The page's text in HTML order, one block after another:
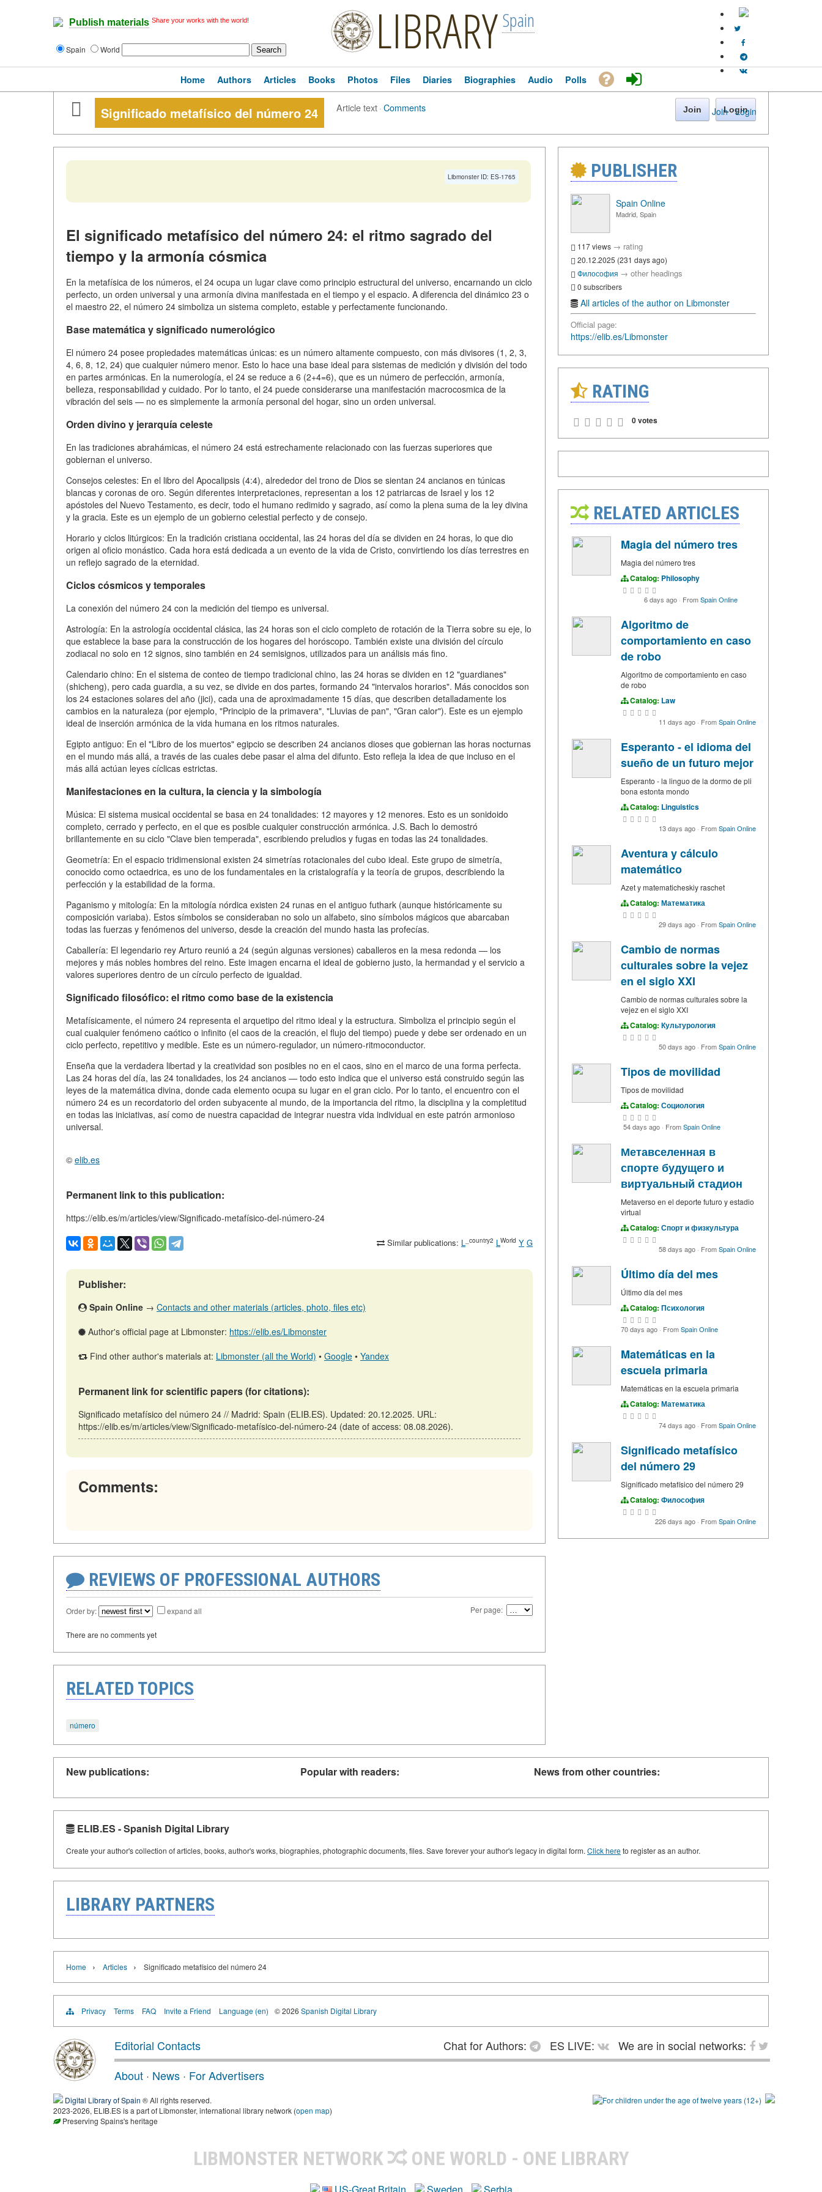
Publish materials Share your works with the world!
Spain World LIBRARY Spain
Join · Login
Home Authors Articles Books Photos Files Diaries Biographies Audio Polls
Significado metafísico del número 24 Article text·Comments Join Login
Libmonster ID: ES-1765
El significado metafísico del número 24: el ritmo sagrado del
tiempo y la armonía cósmica
En la metafísica de los números, el 24 ocupa un lugar clave como principio estructural del universo, encarnando un ciclo
perfecto, un orden universal y una armonía divina manifestada en el tiempo y el espacio. A diferencia del dinámico 23 o
el maestro 22, el número 24 simboliza un sistema completo, estable y perfectamente funcionando.
Base matemática y significado numerológico
El número 24 posee propiedades matemáticas únicas: es un número altamente compuesto, con más divisores (1, 2, 3,
4, 6, 8, 12, 24) que cualquier número menor. Esto lo hace una base ideal para sistemas de medición y división del todo
en partes armónicas. En la numerología, el 24 se reduce a 6 (2+4=6), que es un número de perfección, armonía,
belleza, responsabilidad y cuidado. Por lo tanto, el 24 puede considerarse una manifestación macrocosmica de la
vibración del seis — no es simplemente la armonía personal del hogar, sino un orden universal.
Orden divino y jerarquía celeste
En las tradiciones abrahámicas, el número 24 está estrechamente relacionado con las fuerzas superiores que
gobiernan el universo.
Consejos celestes: En el libro del Apocalipsis (4:4), alrededor del trono de Dios se sientan 24 ancianos en túnicas
blancas y coronas de oro. Según diferentes interpretaciones, representan a los 12 patriarcas de Israel y los 12
apóstoles del Nuevo Testamento, es decir, todo el humano redimido y sagrado, así como la plena suma de la ley divina
y la gracia. Este es un ejemplo de un gobierno celestial perfecto y de consejo.
Horario y ciclos litúrgicos: En la tradición cristiana occidental, las 24 horas del día se dividen en 24 horas, lo que dio
origen al oficio monástico. Cada hora está dedicada a un evento de la vida de Cristo, convirtiendo los días terrestres en
un reflejo sagrado de la eternidad.
Ciclos cósmicos y temporales
La conexión del número 24 con la medición del tiempo es universal.
Astrología: En la astrología occidental clásica, las 24 horas son el ciclo completo de rotación de la Tierra sobre su eje, lo
que establece la base para la construcción de los hogares del horóscopo. También existe una división del círculo
zodiacal no solo en 12 signos, sino también en 24 semisignos, utilizados para un análisis más fino.
Calendario chino: En el sistema de conteo de tiempo tradicional chino, las 24 horas se dividen en 12 "guardianes"
(shicheng), pero cada guardia, a su vez, se divide en dos partes, formando 24 "intervalos horarios". Más conocidos son
los 24 estaciones solares del año (jici), cada una de aproximadamente 15 días, que describen detalladamente los
cambios en la naturaleza (por ejemplo, "Principio de la primavera", "Lluvias de pan", "Gran calor"). Este es un ejemplo
ideal de inserción armónica de la vida humana en los ritmos naturales.
Egipto antiguo: En el "Libro de los muertos" egipcio se describen 24 ancianos dioses que gobiernan las horas nocturnas
en el mundo más allá, a través de las cuales debe pasar el alma del difunto. Esto refleja la idea de que incluso en el
más allá actúan leyes cíclicas estrictas.
Manifestaciones en la cultura, la ciencia y la simbología
Música: El sistema musical occidental se basa en 24 tonalidades: 12 mayores y 12 menores. Esto es un sonidoido
completo, cerrado y perfecto, en el que es posible cualquier construcción armónica. J.S. Bach lo demostró
brillantemente en su ciclo "Clave bien temperada", escribiendo preludios y fugas en todas las 24 tonalidades.
Geometría: En el espacio tridimensional existen 24 simetrías rotacionales del cubo ideal. Este grupo de simetría,
conocido como octaedrica, es uno de los fundamentales en la cristalografía y la teoría de grupos, describiendo la
perfección y la estabilidad de la forma.
Paganismo y mitología: En la mitología nórdica existen 24 runas en el antiguo futhark (aunque históricamente su
composición variaba). Estos símbolos se consideraban no solo un alfabeto, sino símbolos mágicos que abarcaban
todas las fuerzas y fenómenos del universo, desde la creación del mundo hasta las profecías.
Caballería: El legendario rey Arturo reunió a 24 (según algunas versiones) caballeros en la mesa redonda — los
mejores y más nobles hombres del reino. Este imagen encarna el ideal de gobierno justo, la hermandad y el servicio a
valores superiores dentro de un círculo perfecto de igualdad.
Significado filosófico: el ritmo como base de la existencia
Metafísicamente, el número 24 representa el arquetipo del ritmo ideal y la estructura. Simboliza el principio según el
cual cualquier fenómeno caótico o infinito (el caos de la creación, el flujo del tiempo) puede y debe ser ordenado en un
ciclo perfecto, repetitivo y medible. Este es un número-regulador, un número-ritmoconductor.
Enseña que la verdadera libertad y la creatividad son posibles no en el caos, sino en el marco de una forma perfecta.
Las 24 horas del día, las 24 tonalidades, los 24 ancianos — todo esto indica que el universo está construido según las
leyes de la matemática divina, donde cada elemento ocupa su lugar en el gran ciclo. Por lo tanto, el encuentro con el
número 24 es un recordatorio del orden subyacente al mundo, de la importancia del ritmo, la disciplina y la completitud
en todas las iniciativas, así como de nuestra capacidad de integrar nuestra vida individual en este patrón armonioso
universal.
© elib.es
Permanent link to this publication:
https://elib.es/m/articles/view/Significado-metafísico-del-número-24
Similar publications: L _country2 LWorld Y G
Publisher:
Spain Online → Contacts and other materials (articles, photo, files etc)
Author's official page at Libmonster: https://elib.es/Libmonster
Find other author's materials at: Libmonster (all the World) • Google • Yandex
Permanent link for scientific papers (for citations):
Significado metafísico del número 24 // Madrid: Spain (ELIB.ES). Updated: 20.12.2025. URL:
https://elib.es/m/articles/view/Significado-metafísico-del-número-24 (date of access: 08.08.2026).
Comments:
REVIEWS OF PROFESSIONAL AUTHORS
Order by: expand all Per page:
There are no comments yet
RELATED TOPICS
número
PUBLISHER
Spain Online
Madrid, Spain
117 views → rating
20.12.2025 (231 days ago)
Философия → other headings
0 subscribers
All articles of the author on Libmonster
Official page:
https://elib.es/Libmonster
RATING
0 votes
RELATED ARTICLES
Magia del número tres
Magia del número tres
Catalog: Philosophy
6 days ago · FromSpain Online
Algoritmo de
comportamiento en caso
de robo
Algoritmo de comportamiento en caso
de robo
Catalog: Law
11 days ago · FromSpain Online
Esperanto - el idioma del
sueño de un futuro mejor
Esperanto - la linguo de la dormo de pli
bona estonta mondo
Catalog: Linguistics
13 days ago · FromSpain Online
Aventura y cálculo
matemático
Azet y matematicheskiy raschet
Catalog: Математика
29 days ago · FromSpain Online
Cambio de normas
culturales sobre la vejez
en el siglo XXI
Cambio de normas culturales sobre la
vejez en el siglo XXI
Catalog: Культурология
50 days ago · FromSpain Online
Tipos de movilidad
Tipos de movilidad
Catalog: Социология
54 days ago · FromSpain Online
Метавселенная в
спорте будущего и
виртуальный стадион
Metaverso en el deporte futuro y estadio
virtual
Catalog: Спорт и физкультура
58 days ago · FromSpain Online
Último día del mes
Último día del mes
Catalog: Психология
70 days ago · FromSpain Online
Matemáticas en la
escuela primaria
Matemáticas en la escuela primaria
Catalog: Математика
74 days ago · FromSpain Online
Significado metafísico
del número 29
Significado metafísico del número 29
Catalog: Философия
226 days ago · FromSpain Online
New publications: Popular with readers: News from other countries:
ELIB.ES - Spanish Digital Library
Create your author's collection of articles, books, author's works, biographies, photographic documents, files. Save forever your author's legacy in digital form. Click hereto register as an author.
LIBRARY PARTNERS
Home › Articles › Significado metafísico del número 24
Privacy Terms FAQ Invite a Friend Language (en) © 2026 Spanish Digital Library
Editorial Contacts Chat for Authors: ES LIVE:
We are in social networks:
About · News · For Advertisers
Digital Library of Spain ® All rights reserved.
2023-2026, ELIB.ES is a part of Libmonster, international library network (open map)
Preserving Spains's heritage
LIBMONSTER NETWORK ONE WORLD - ONE LIBRARY
US-Great Britain Sweden Serbia